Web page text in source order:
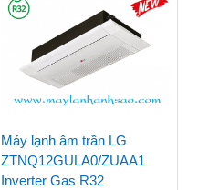
Máy lạnh âm trần LG
ZTNQ12GULA0/ZUAA1
Inverter Gas R32